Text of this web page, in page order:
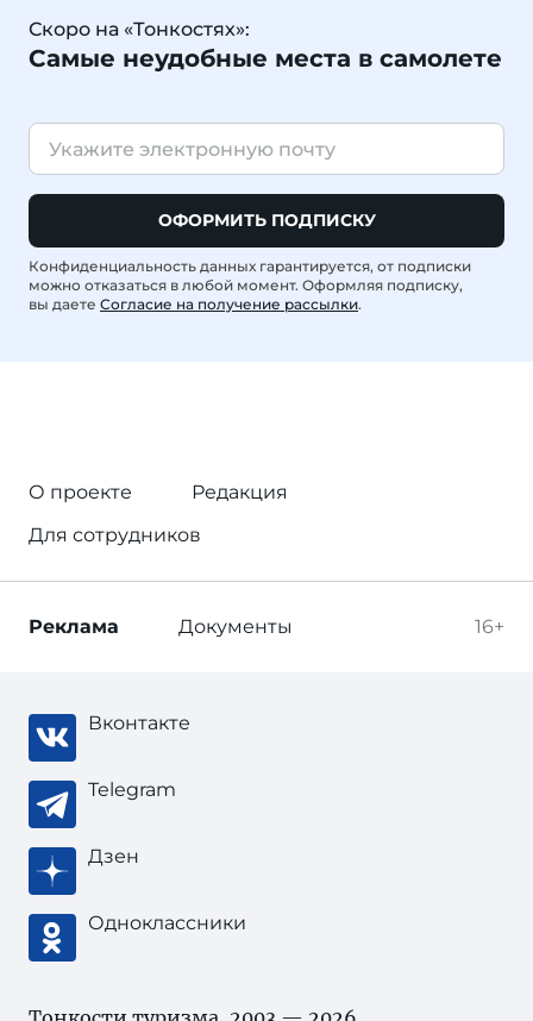
Скоро на «Тонкостях»:
Самые неудобные места в самолете
ОФОРМИТЬ ПОДПИСКУ
Конфиденциальность данных гарантируется, от подписки
можно отказаться в любой момент. Оформляя подписку,
вы даете Согласие на получение рассылки.
О проекте
Редакция
Для сотрудников
16+
Реклама Документы
Вконтакте
Telegram
Дзен
Одноклассники